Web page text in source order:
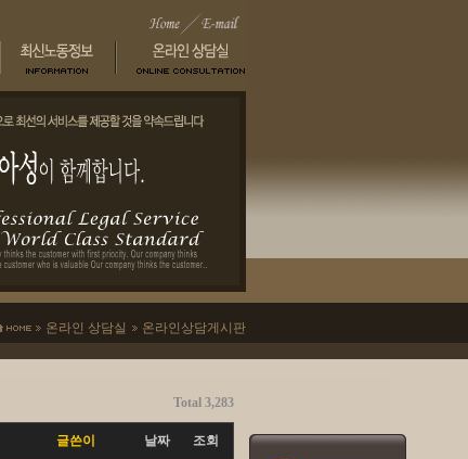
온라인 상담실 온라인상담게시판
Total 3,283
글쓴이 날짜 조회